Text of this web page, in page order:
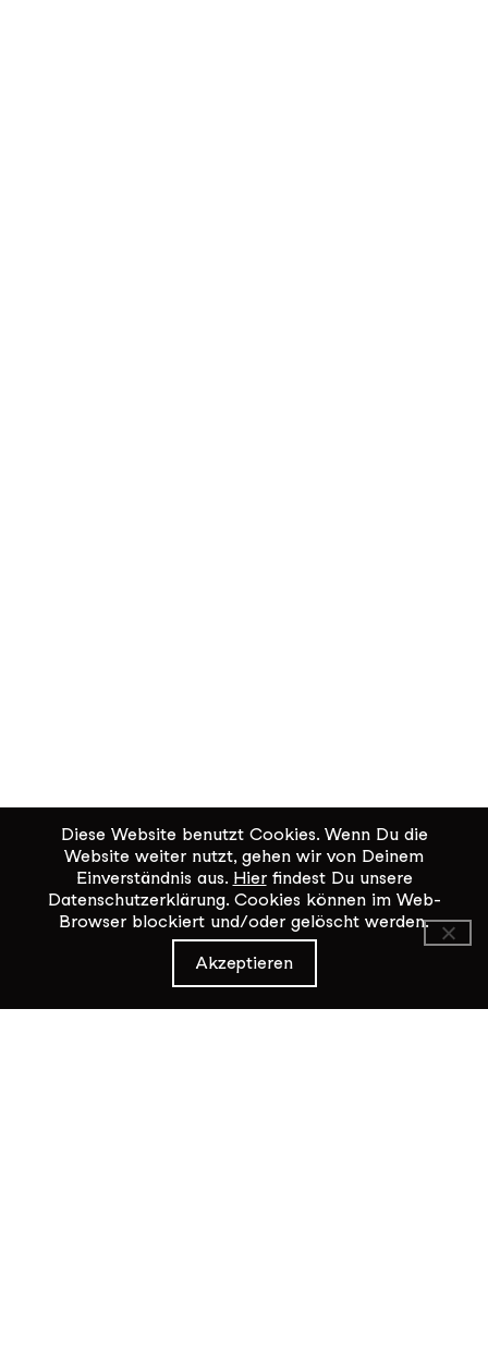
KiK Kultur im Kammgarn
Baumgartenstrasse 19
8200 Schaffhausen
Diese Website benutzt Cookies. Wenn Du die
Website weiter nutzt, gehen wir von Deinem
Einverständnis aus. Hierfindest Du unsere
Datenschutzerklärung. Cookies können im Web-
Browser blockiert und/oder gelöscht werden.
Akzeptieren